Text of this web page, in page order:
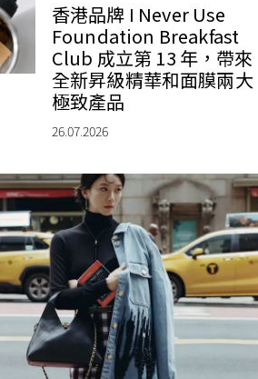
香港品牌 I Never Use
Foundation Breakfast
Club 成立第 13 年，帶來
全新昇級精華和面膜兩大
極致產品
26.07.2026